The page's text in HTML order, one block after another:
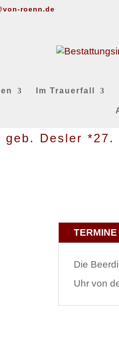
roenn.de
Im Trauerfall
geb. Desler
TERMINE
Die
Uhr von